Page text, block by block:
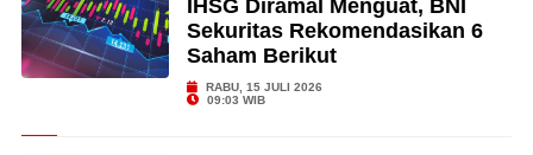
IHSG Diramal Menguat, BNI
Sekuritas Rekomendasikan 6
Saham Berikut
RABU, 15 JULI 2026
09:03 WIB